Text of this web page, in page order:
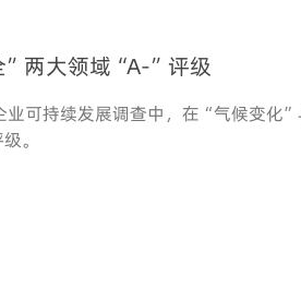
”两大领域“A-”评级
可持续发展调查中，在“气候变化”
。